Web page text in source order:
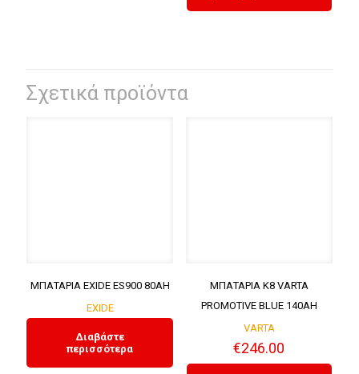
Σχετικά προϊόντα
ΜΠΑΤΑΡΙΑ EXIDE ES900 80AH
EXIDE
Διαβάστε
περισσότερα
ΜΠΑΤΑΡΙΑ K8 VARTA
PROMOTIVE BLUE 140AH
VARTA
€246.00